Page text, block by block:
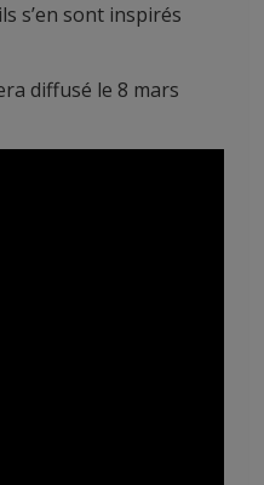
s’en sont inspirés
diffusé le 8 mars